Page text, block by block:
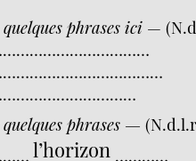
phrases ici —
phrases —
l’horizon …………